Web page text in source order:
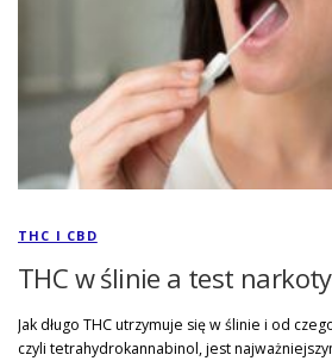
THC I CBD
THC w ślinie a test
Jak długo THC utrzymuje się w ślinie i od
czyli tetrahydrokannabinol, jest